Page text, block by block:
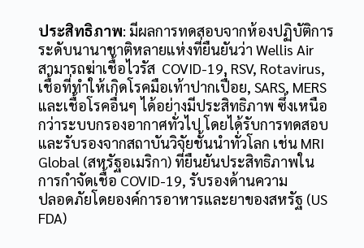
ประสิทธิภาพ: มีผลการทดสอบจากห้องปฏิบัติการ
ระดับนานาชาติหลายแห่งที่ยืนยันว่า Wellis Air
สามารถฆ่าเชื้อไวรัส COVID-19, RSV, Rotavirus,
เชื้อที่ทำให้เกิดโรคมือเท้าปากเปื่อย, SARS, MERS
และเชื้อโรคอื่นๆ ได้อย่างมีประสิทธิภาพ ซึ่งเหนือ
กว่าระบบกรองอากาศทั่วไป ​​โดยได้รับการทดสอบ
และรับรองจากสถาบันวิจัยชั้นนำทั่วโลก เช่น MRI
Global (สหรัฐอเมริกา) ที่ยืนยันประสิทธิภาพใน
การกำจัดเชื้อ COVID-19, รับรองด้านความ
ปลอดภัยโดยองค์การอาหารและยาของสหรัฐ (US
FDA)